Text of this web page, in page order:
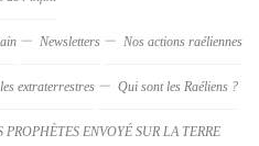
Newsletters Nos actions raéliennes
extraterrestres Qui sont les Raéliens ?
ENVOYÉ SUR LA TERRE